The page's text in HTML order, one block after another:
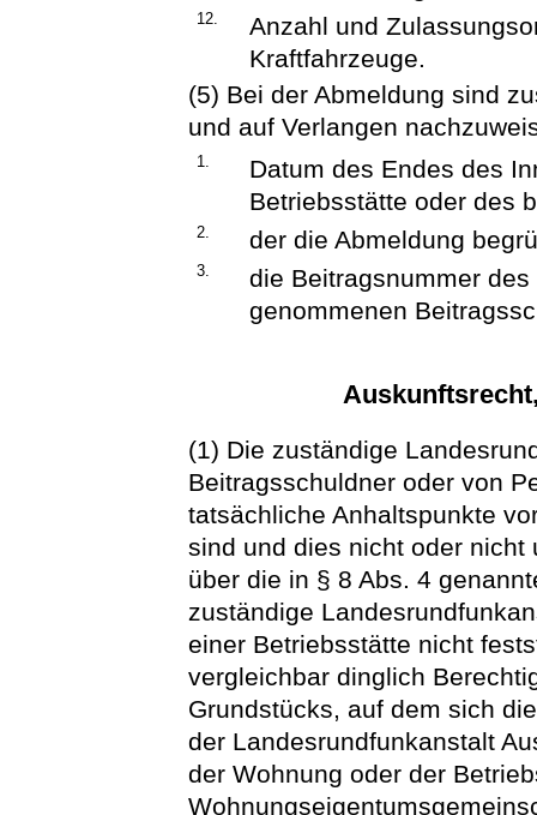
12.
Anzahl und
Kraftfahrzeuge.
(5) Bei der Abmeldung sind
und auf Verlangen
1.
Datum des Endes des
Betriebsstätte oder des
2. der die Abmeldung
3.
die Beitragsnummer
genommenen
(1) Die zuständige
Beitragsschuldner oder von
tatsächliche Anhaltspunkte
sind und dies nicht oder nicht
über die in § 8 Abs. 4
zuständige
einer Betriebsstätte nicht
vergleichbar dinglich
Grundstücks, auf dem sich
der Landesrundfunkanstalt
der Wohnung oder der